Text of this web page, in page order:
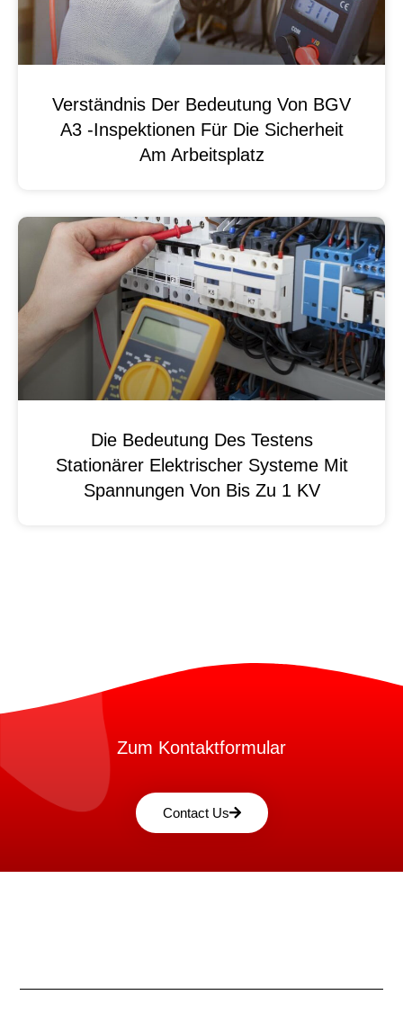
Verständnis Der Bedeutung Von BGV
A3 -Inspektionen Für Die Sicherheit
Am Arbeitsplatz
Die Bedeutung Des Testens
Stationärer Elektrischer Systeme Mit
Spannungen Von Bis Zu 1 KV
Zum Kontaktformular
Contact Us